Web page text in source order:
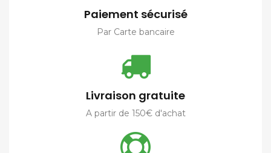
Paiement sécurisé
Par Carte bancaire
Livraison gratuite
A partir de 150€ d'achat